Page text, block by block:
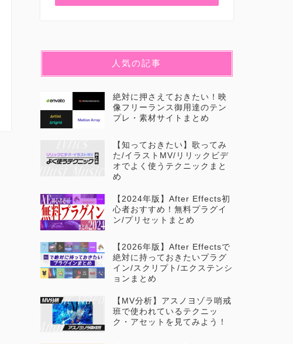
人気の記事
絶対に押さえておきたい！映
像フリーランス御用達のテン
プレ・素材サイトまとめ
【知っておきたい】歌ってみ
た/イラストMV/リリックビデ
オでよく使うテクニックまと
め
【2024年版】After Effects初
心者おすすめ！無料プラグイ
ン/プリセットまとめ
【2026年版】After Effectsで
絶対に持っておきたいプラグ
イン/スクリプト/エクステンシ
ョンまとめ
【MV分析】アスノヨゾラ哨戒
班で使われているテクニッ
ク・アセットを見てみよう！